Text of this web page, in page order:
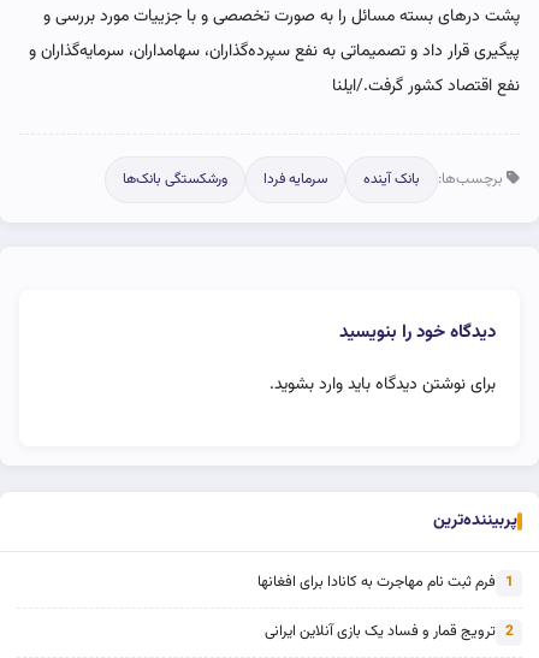
پشت درهای بسته مسائل را به صورت تخصصی و با جزییات مورد بررسی و
پیگیری قرار داد و تصمیماتی به نفع سپرده‌گذاران، سهامداران، سرمایه‌گذاران و
نفع اقتصاد کشور گرفت./ایلنا
برچسب‌ها: بانک آینده سرمایه فردا ورشکستگی بانک‌ها
دیدگاه خود را بنویسید
برای نوشتن دیدگاه بایدوارد بشوید.
پربیننده‌ترین
1 فرم ثبت نام مهاجرت به کانادا برای افغانها
2 ترویج قمار و فساد یک بازی آنلاین ایرانی